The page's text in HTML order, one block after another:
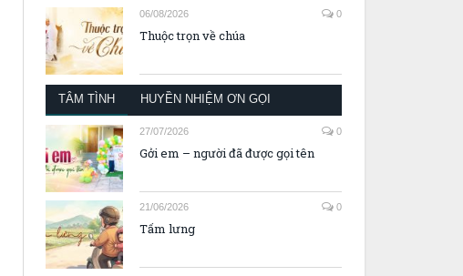
06/08/2026 0
Thuộc trọn về chúa
TÂM TÌNH HUYỀN NHIỆM ƠN GỌI
27/07/2026 0
Gởi em – người đã được gọi tên
21/06/2026 0
Tấm lưng